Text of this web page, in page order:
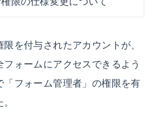
限を付与されたアカウントが、
ォームにアクセスできるよう
「フォーム管理者」の権限を有